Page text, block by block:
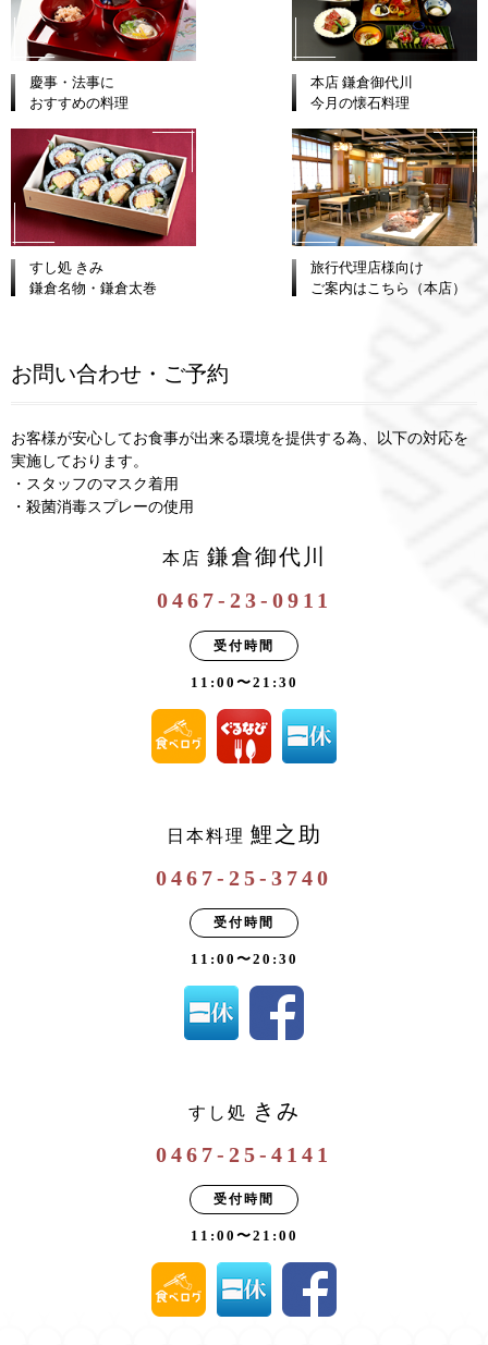
慶事・法事に
おすすめの料理
本店 鎌倉御代川
今月の懐石料理
すし処 きみ
鎌倉名物・鎌倉太巻
旅行代理店様向け
ご案内はこちら（本店）
お問い合わせ・ご予約
お客様が安心してお食事が出来る環境を提供する為、以下の対応を
実施しております。
・スタッフのマスク着用
・殺菌消毒スプレーの使用
本店 鎌倉御代川
0467-23-0911
受付時間
11:00〜21:30
日本料理 鯉之助
0467-25-3740
受付時間
11:00〜20:30
すし処 きみ
0467-25-4141
受付時間
11:00〜21:00